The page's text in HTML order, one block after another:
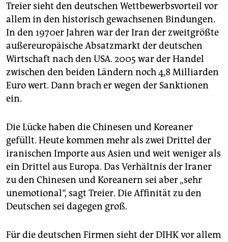
Treier sieht den deutschen Wettbewerbsvorteil vor
allem in den historisch gewachsenen Bindungen.
In den 1970er Jahren war der Iran der zweitgrößte
außereuropäische Absatzmarkt der deutschen
Wirtschaft nach den USA. 2005 war der Handel
zwischen den beiden Ländern noch 4,8 Milliarden
Euro wert. Dann brach er wegen der Sanktionen
ein.
Die Lücke haben die Chinesen und Koreaner
gefüllt. Heute kommen mehr als zwei Drittel der
iranischen Importe aus Asien und weit weniger als
ein Drittel aus Europa. Das Verhältnis der Iraner
zu den Chinesen und Koreanern sei aber „sehr
unemotional“, sagt Treier. Die Affinität zu den
Deutschen sei dagegen groß.
Für die deutschen Firmen sieht der DIHK vor allem